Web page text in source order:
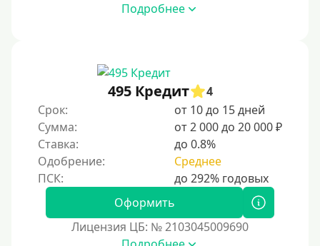
Без номера телефона
Без звонков и проверок
Ночью
На карту круглосуточно
24/7
Деньги в долг
В долг на карту
Подробнее
495 Кредит
4
Срок:
от 10 до 15 дней
Сумма:
от 2 000 до 20 000 ₽
Ставка:
до 0.8%
Одобрение:
Среднее
Оформить
Лицензия ЦБ: № 2103045009690